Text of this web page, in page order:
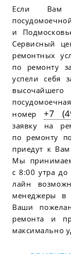
Если Вам
и
Сервисный
ремонтных
по ремонту
успели себя
номер +7
заявку на
по ремонту
приедут к
Мы
с 8:00 утра
лайн
менеджеры в
Ваши
ремонта и
максимально